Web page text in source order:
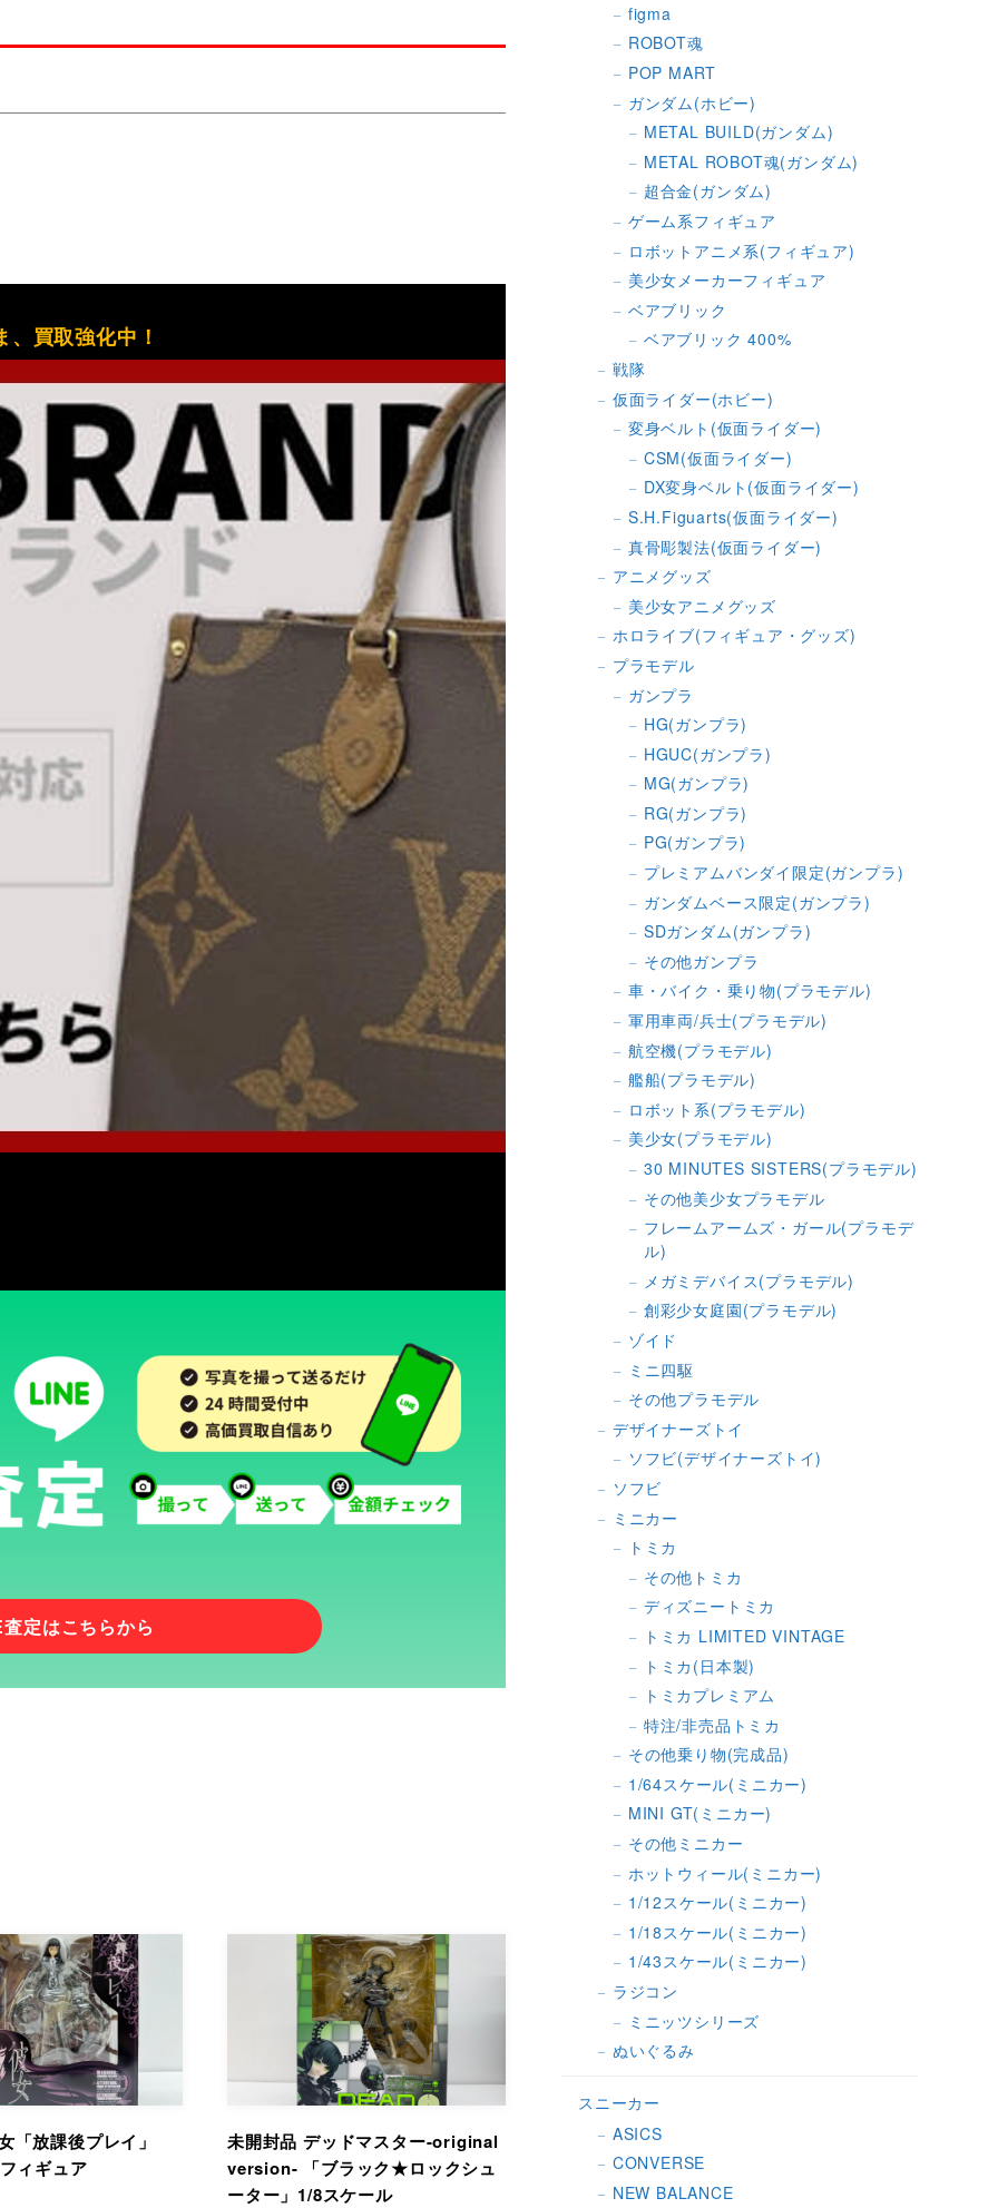
、買取強化中！
定はこちらから
「放課後プレイ」
ィギュア
未開封品 デッドマスター-original
version- 「ブラック★ロックシュ
ーター」1/8スケール
figma
ROBOT魂
POP MART
ガンダム(ホビー)
METAL BUILD(ガンダム)
METAL ROBOT魂(ガンダム)
超合金(ガンダム)
ゲーム系フィギュア
ロボットアニメ系(フィギュア)
美少女メーカーフィギュア
ベアブリック
ベアブリック 400%
戦隊
仮面ライダー(ホビー)
変身ベルト(仮面ライダー)
CSM(仮面ライダー)
DX変身ベルト(仮面ライダー)
S.H.Figuarts(仮面ライダー)
真骨彫製法(仮面ライダー)
アニメグッズ
美少女アニメグッズ
ホロライブ(フィギュア・グッズ)
プラモデル
ガンプラ
HG(ガンプラ)
HGUC(ガンプラ)
MG(ガンプラ)
RG(ガンプラ)
PG(ガンプラ)
プレミアムバンダイ限定(ガンプラ)
ガンダムベース限定(ガンプラ)
SDガンダム(ガンプラ)
その他ガンプラ
車・バイク・乗り物(プラモデル)
軍用車両/兵士(プラモデル)
航空機(プラモデル)
艦船(プラモデル)
ロボット系(プラモデル)
美少女(プラモデル)
30 MINUTES SISTERS(プラモデル)
その他美少女プラモデル
フレームアームズ・ガール(プラモデ
ル)
メガミデバイス(プラモデル)
創彩少女庭園(プラモデル)
ゾイド
ミニ四駆
その他プラモデル
デザイナーズトイ
ソフビ(デザイナーズトイ)
ソフビ
ミニカー
トミカ
その他トミカ
ディズニートミカ
トミカ LIMITED VINTAGE
トミカ(日本製)
トミカプレミアム
特注/非売品トミカ
その他乗り物(完成品)
1/64スケール(ミニカー)
MINI GT(ミニカー)
その他ミニカー
ホットウィール(ミニカー)
1/12スケール(ミニカー)
1/18スケール(ミニカー)
1/43スケール(ミニカー)
ラジコン
ミニッツシリーズ
ぬいぐるみ
スニーカー
ASICS
CONVERSE
NEW BALANCE